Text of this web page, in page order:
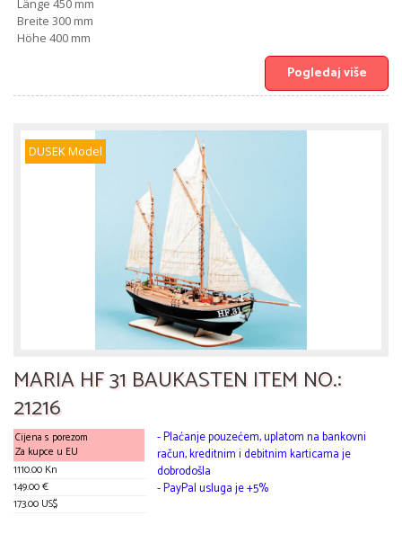
Länge 450 mm
Breite 300 mm
Höhe 400 mm
Pogledaj više
DUSEK Model
MARIA HF 31 BAUKASTEN ITEM NO.:
21216
Cijena s porezom
Za kupce u EU
1110.00 Kn
149.00 €
173.00 US$
- Plaćanje pouzećem, uplatom na bankovni
račun, kreditnim i debitnim karticama je
dobrodošla
- PayPal usluga je +5%